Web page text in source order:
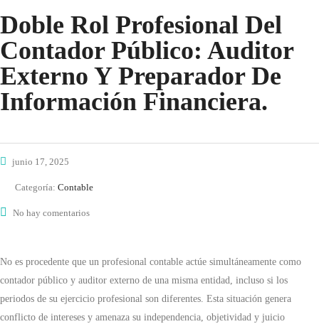
Doble Rol Profesional Del
Contador Público: Auditor
Externo Y Preparador De
Información Financiera.
junio 17, 2025
Categoría: Contable
No hay comentarios
No es procedente que un profesional contable actúe simultáneamente como
contador público y auditor externo de una misma entidad, incluso si los
periodos de su ejercicio profesional son diferentes. Esta situación genera
conflicto de intereses y amenaza su independencia, objetividad y juicio